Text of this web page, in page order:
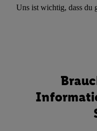
Uns ist wichtig, dass du